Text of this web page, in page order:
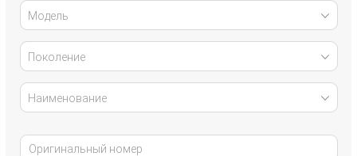
Модель
Поколение
Наименование